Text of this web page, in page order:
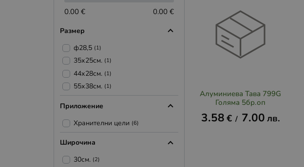
Алуминиева Тава 799G
Голяма 5бр.оп
3.58€ / 7.00лв.
0.00 € 0.00 €
Размер
ф28,5 (1)
35х25см. (1)
44х28см. (1)
55х38см. (1)
Приложение
Хранителни цели (6)
Широчина
30см. (2)